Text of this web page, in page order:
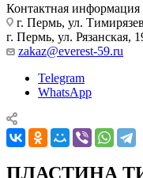
Контактная информация
г. Пермь, ул.
г. Пермь, ул. Рязанская,
zakaz@everest-59.ru
Telegram
WhatsApp
ПЛАСТИНА